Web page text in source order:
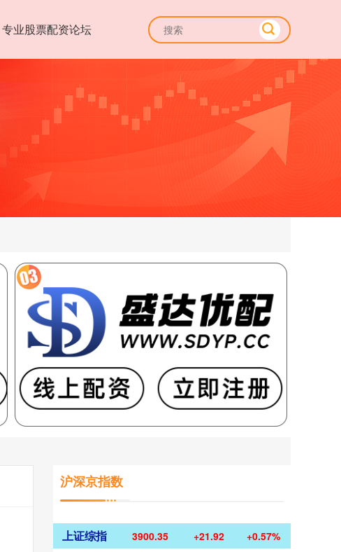
专业股票配资论坛
沪深京指数
上证综指 3900.35 +21.92 +0.57%